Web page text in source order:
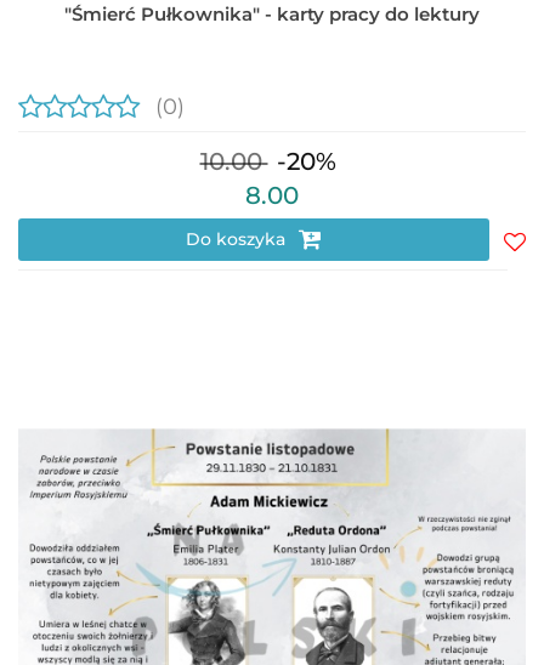
"Śmierć Pułkownika" - karty pracy do lektury
(0)
10.00 -20%
8.00
Do koszyka